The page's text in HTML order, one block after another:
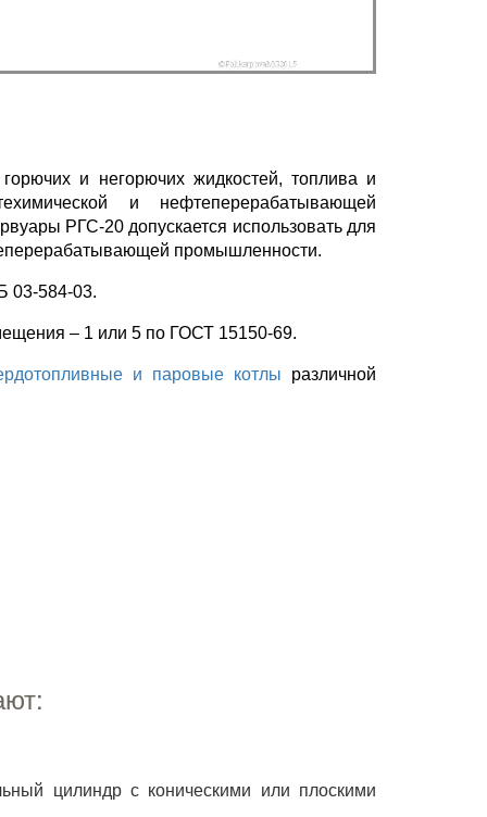
и негорючих жидкостей, топлива и
и нефтеперерабатывающей
РГС-20 допускается использовать для
промышленности.
03-584-03.
– 1 или 5 по ГОСТ 15150-69.
и паровые котлы различной
цилиндр с коническими или плоскими